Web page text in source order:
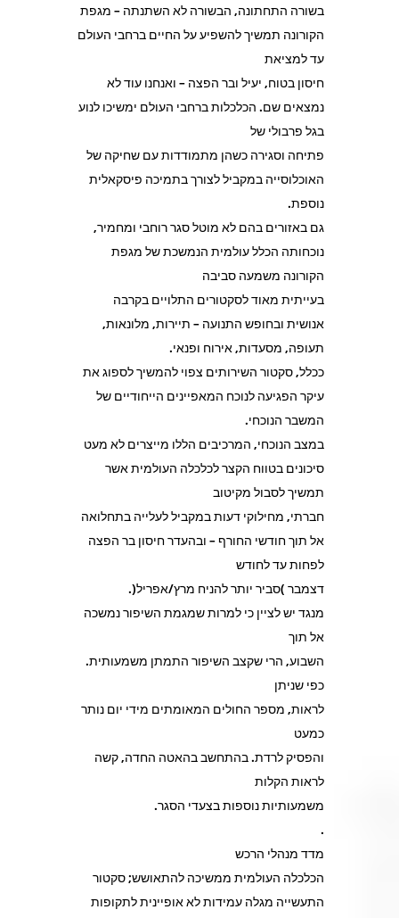
בשורה התחתונה, הבשורה לא השתנתה – מגפת
הקורונה תמשיך להשפיע על החיים ברחבי העולם
עד למציאת
חיסון בטוח, יעיל ובר הפצה – ואנחנו עוד לא
נמצאים שם. הכלכלות ברחבי העולם ימשיכו לנוע
בגל פרבולי של
פתיחה וסגירה כשהן מתמודדות עם שחיקה של
האוכלוסייה במקביל לצורך בתמיכה פיסקאלית
נוספת.
גם באזורים בהם לא מוטל סגר רוחבי ומחמיר,
נוכחותה הכלל עולמית הנמשכת של מגפת
הקורונה משמעה סביבה
בעייתית מאוד לסקטורים התלויים בקרבה
אנושית ובחופש התנועה – תיירות, מלונאות,
תעופה, מסעדות, אירוח ופנאי.
ככלל, סקטור השירותים צפוי להמשיך לספוג את
עיקר הפגיעה לנוכח המאפיינים הייחודיים של
המשבר הנוכחי.
במצב הנוכחי, המרכיבים הללו מייצרים לא מעט
סיכונים בטווח הקצר לכלכלה העולמית אשר
תמשיך לסבול מקיטוב
חברתי, מחילוקי דעות במקביל לעלייה בתחלואה
אל תוך חודשי החורף – ובהעדר חיסון בר הפצה
לפחות עד לחודש
דצמבר )סביר יותר להניח מרץ/אפריל(.
מנגד יש לציין כי למרות שמגמת השיפור נמשכה
אל תוך
השבוע, הרי שקצב השיפור התמתן משמעותית.
כפי שניתן
לראות, מספר החולים המאומתים מידי יום נותר
כמעט
והפסיק לרדת. בהתחשב בהאטה החדה, קשה
לראות הקלות
משמעותיות נוספות בצעדי הסגר.
.
מדד מנהלי הרכש
הכלכלה העולמית ממשיכה להתאושש; סקטור
התעשייה מגלה עמידות לא אופיינית לתקופות